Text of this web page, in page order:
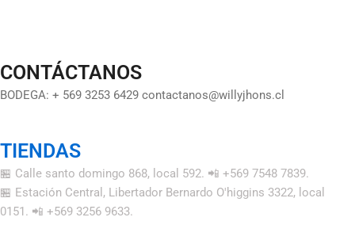
CONTÁCTANOS
BODEGA: + 569 3253 6429 contactanos@willyjhons.cl
TIENDAS
🏪 Calle santo domingo 868, local 592. 📲 +569 7548 7839.
🏪 Estación Central, Libertador Bernardo O'higgins 3322, local
0151. 📲 +569 3256 9633.